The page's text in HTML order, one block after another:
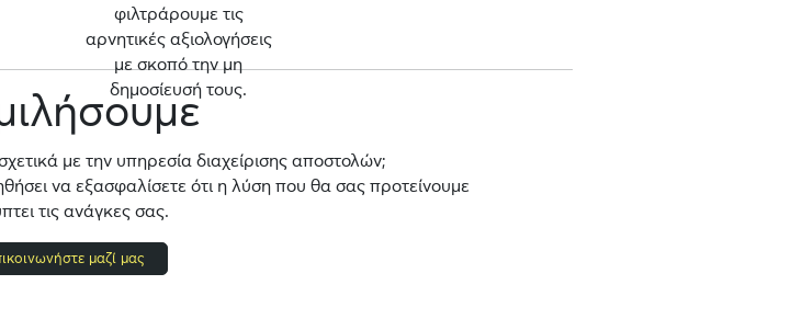
φιλτράρουμε τις
αρνητικές αξιολογήσεις
με σκοπό την μη
δημοσίευσή τους.
με την υπηρεσία διαχείρισης αποστολών;
να εξασφαλίσετε ότι η λύση που θα σας προτείνουμε
τις ανάγκες σας.
μαζί μας